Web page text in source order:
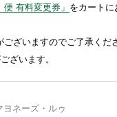
便 有料変更券」 をカート
ざいますのでご了承くだ
ざいます。
ネーズ・ルゥ